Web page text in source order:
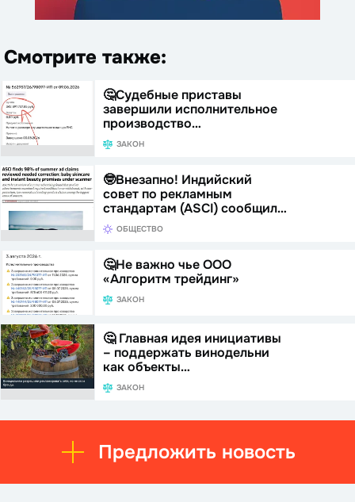
Смотрите также:
🤔Судебные приставы
завершили исполнительное
производство…
ЗАКОН
🤓Внезапно! Индийский
совет по рекламным
стандартам (ASCI) сообщил…
ОБЩЕСТВО
🤔Не важно чье ООО
«Алгоритм трейдинг»
ЗАКОН
🤔 Главная идея инициативы
– поддержать винодельни
как объекты…
ЗАКОН
Предложить новость